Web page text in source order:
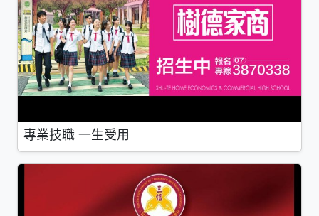
專業技職 一生受用